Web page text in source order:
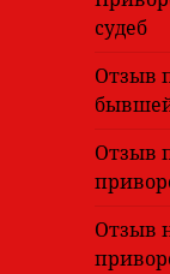
судеб
Отзыв
Отзыв
Отзыв